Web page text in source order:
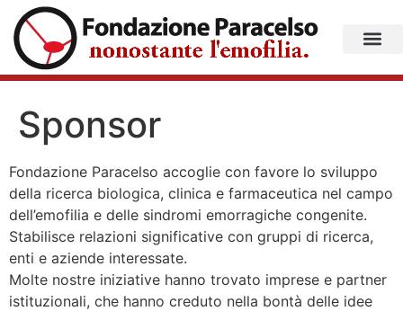
Sponsor
Fondazione Paracelso accoglie con favore lo sviluppo
della ricerca biologica, clinica e farmaceutica nel campo
dell’emofilia e delle sindromi emorragiche congenite.
Stabilisce relazioni significative con gruppi di ricerca,
enti e aziende interessate.
Molte nostre iniziative hanno trovato imprese e partner
istituzionali, che hanno creduto nella bontà delle idee